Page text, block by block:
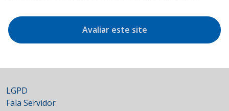
Avaliar este site
LGPD
Fala Servidor